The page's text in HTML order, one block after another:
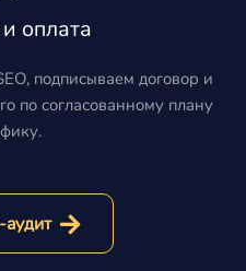
оплата
подписываем договор и
по согласованному плану